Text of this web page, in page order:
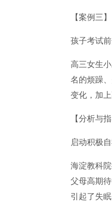
【案例三】
孩子考试
高三女生
名的烦躁
变化，加
【分析与指
启动积极
海淀教科
父母高期
引起了失